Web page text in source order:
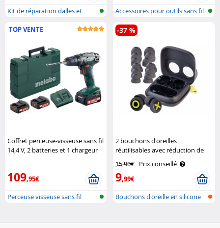
Kit de réparation dalles et
Accessoires pour outils sans fil
TOP VENTE
Coffret perceuse-visseuse sans fil
14,4 V, 2 batteries et 1 chargeur
109,95€
Perceuse visseuse sans fil
2 bouchons d'oreilles
réutilisables avec réduction de
15,90€ Prix conseillé
9,99€
-37 %
Bouchons d'oreille en silicone